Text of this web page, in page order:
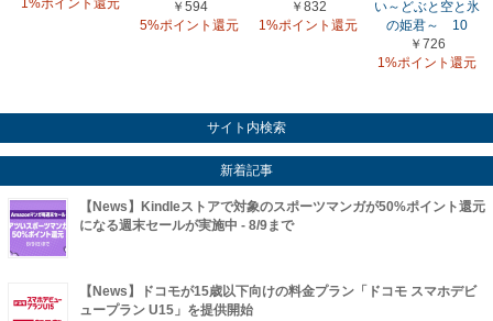
1%ポイント還元
￥594
5%ポイント還元
￥832
1%ポイント還元
い～どぶと空と氷
の姫君～ 10
￥726
1%ポイント還元
サイト内検索
新着記事
【News】Kindleストアで対象のスポーツマンガが50%ポイント還元
になる週末セールが実施中 - 8/9まで
【News】ドコモが15歳以下向けの料金プラン「ドコモ スマホデビ
ュープラン U15」を提供開始